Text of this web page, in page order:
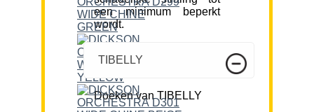
een minimum beperkt
wordt.
TIBELLY
Doeken van TIBELLY